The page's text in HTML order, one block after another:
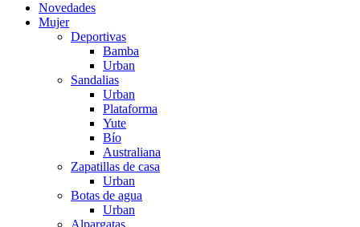
Novedades
Mujer
Deportivas
Bamba
Urban
Sandalias
Urban
Plataforma
Yute
Bío
Australiana
Zapatillas de casa
Urban
Botas de agua
Urban
Alpargatas